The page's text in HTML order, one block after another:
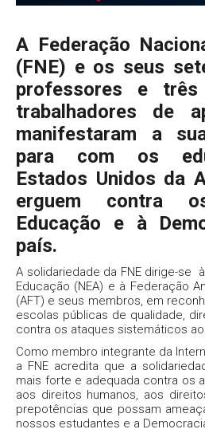
A Federação
(FNE) e os seus
professores e
trabalhadores de
manifestaram a
para com os
Estados Unidos da
erguem contra
Educação e à
país.
A solidariedade da FNE dirige-se
Educação (NEA) e à Federação
(AFT) e seus membros, em
escolas públicas de qualidade,
contra os ataques sistemáticos
Como membro integrante da
a FNE acredita que a
mais forte e adequada contra os
aos direitos humanos, aos
prepotências que possam
nossos estudantes e a